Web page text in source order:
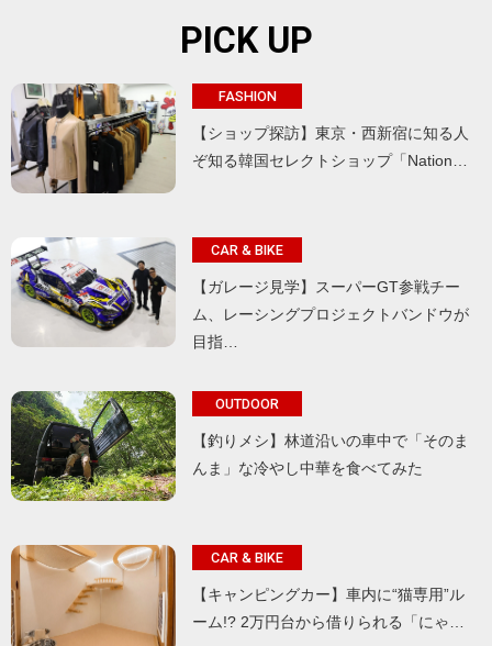
PICK UP
FASHION
【ショップ探訪】東京・西新宿に知る人
ぞ知る韓国セレクトショップ「Nation…
CAR & BIKE
【ガレージ見学】スーパーGT参戦チー
ム、レーシングプロジェクトバンドウが
目指…
OUTDOOR
【釣りメシ】林道沿いの車中で「そのま
んま」な冷やし中華を食べてみた
CAR & BIKE
【キャンピングカー】車内に“猫専用”ル
ーム!? 2万円台から借りられる「にゃ…